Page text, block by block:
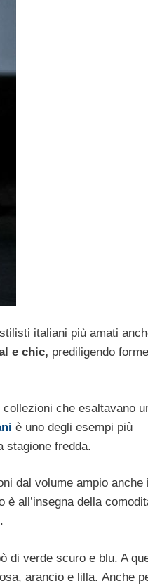
italiani più amati
e chic, prediligendo forme
che esaltavano
è uno degli esempi più
stagione fredda.
dal volume ampio anche
all’insegna della
di verde scuro e blu. A
arancio e lilla. Anche